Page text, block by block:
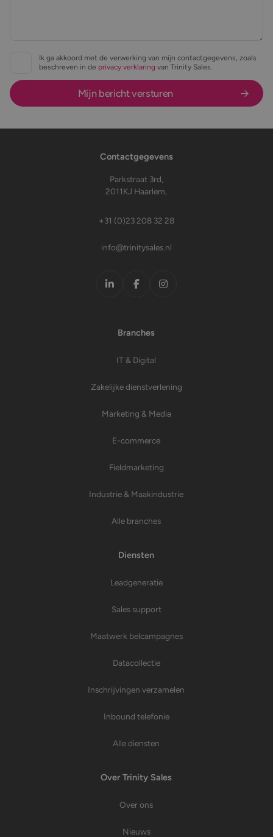
Ik ga akkoord met de verwerking van mijn contactgegevens, zoals
beschreven in de privacy verklaring van Trinity Sales.
Contactgegevens
Parkstraat 3rd,
2011KJ Haarlem,
+31 (0)23 208 32 28
info@trinitysales.nl
LinkedInFacebookInstagram
Branches
IT & Digital
Zakelijke dienstverlening
Marketing & Media
E-commerce
Fieldmarketing
Industrie & Maakindustrie
Alle branches
Diensten
Leadgeneratie
Sales support
Maatwerk belcampagnes
Datacollectie
Inschrijvingen verzamelen
Inbound telefonie
Alle diensten
Over Trinity Sales
Over ons
Nieuws